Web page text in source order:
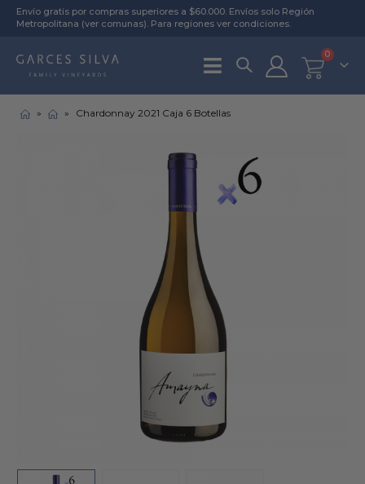
Envío gratis por compras superiores a $60.000. Envíos solo Región
Metropolitana (ver comunas). Para regiones ver condiciones.
0
» » Chardonnay 2021 Caja 6 Botellas